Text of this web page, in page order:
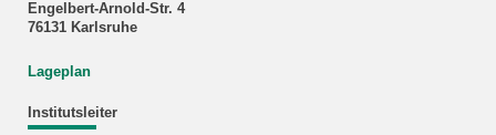
Engelbert-Arnold-Str. 4
76131 Karlsruhe
Lageplan
Institutsleiter